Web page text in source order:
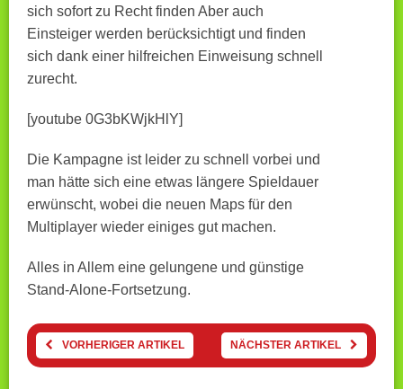
sich sofort zu Recht finden Aber auch
Einsteiger werden berücksichtigt und finden
sich dank einer hilfreichen Einweisung schnell
zurecht.
[youtube 0G3bKWjkHlY]
Die Kampagne ist leider zu schnell vorbei und
man hätte sich eine etwas längere Spieldauer
erwünscht, wobei die neuen Maps für den
Multiplayer wieder einiges gut machen.
Alles in Allem eine gelungene und günstige
Stand-Alone-Fortsetzung.
VORHERIGER ARTIKEL NÄCHSTER ARTIKEL